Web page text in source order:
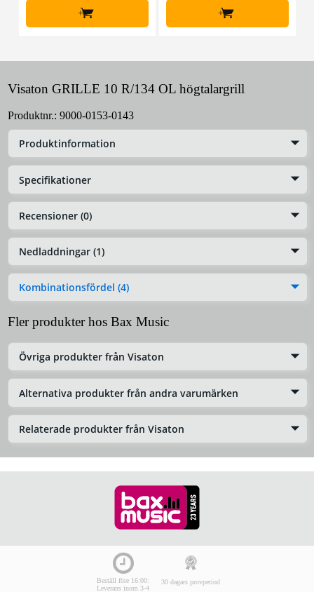
+ +
Visaton GRILLE 10 R/134 OL högtalargrill
Produktnr.: 9000-0153-0143
Produktinformation
Specifikationer
Recensioner (0)
Nedladdningar (1)
Kombinationsfördel (4)
Fler produkter hos Bax Music
Övriga produkter från Visaton
Alternativa produkter från andra varumärken
Relaterade produkter från Visaton
Beställ före 16:00:
Leverans inom 3-4
30 dagars provperiod